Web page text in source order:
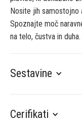
Nosite jih samostojno
Spoznajte moč
na telo, čustva in duha.
Sestavine
Cerifikati